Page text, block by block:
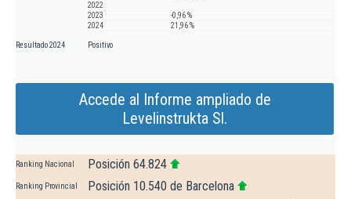
2022
2023
-0,96 %
2024
21,96 %
Resultado 2024 Positivo
Accede al Informe ampliado de
Levelinstrukta Sl.
Ranking Nacional Posición 64.824
Ranking Provincial Posición 10.540 de Barcelona